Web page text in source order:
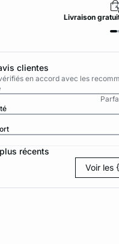
Livraison
clientes
en accord avec les
récents
Voir les